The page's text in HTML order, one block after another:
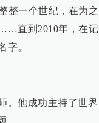
整一个世纪，在为之
直到2010年，在记
字。
。他成功主持了世界
。